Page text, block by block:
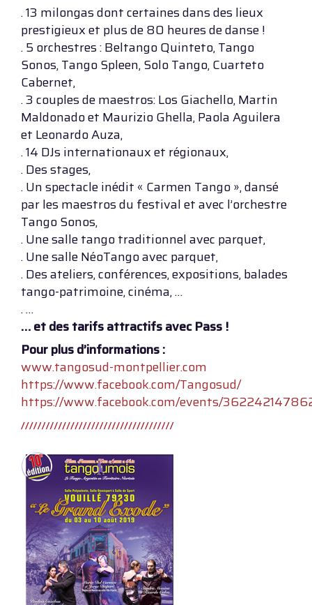
. 13 milongas dont certaines dans des lieux
prestigieux et plus de 80 heures de danse !
. 5 orchestres : Beltango Quinteto, Tango
Sonos, Tango Spleen, Solo Tango, Cuarteto
Cabernet,
. 3 couples de maestros: Los Giachello, Martin
Maldonado et Maurizio Ghella, Paola Aguilera
et Leonardo Auza,
. 14 DJs internationaux et régionaux,
. Des stages,
. Un spectacle inédit « Carmen Tango », dansé
par les maestros du festival et avec l’orchestre
Tango Sonos,
. Une salle tango traditionnel avec parquet,
. Une salle NéoTango avec parquet,
. Des ateliers, conférences, expositions, balades
tango-patrimoine, cinéma, …
. …
… et des tarifs attractifs avec Pass !
Pour plus d’informations :
www.tangosud-montpellier.com
https://www.facebook.com/Tangosud/
https://www.facebook.com/events/